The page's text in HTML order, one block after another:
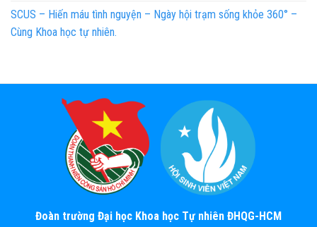
SCUS – Hiến máu tình nguyện – Ngày hội trạm sống khỏe 360° –
Cùng Khoa học tự nhiên.
Đoàn trường Đại học Khoa học Tự nhiên ĐHQG-HCM